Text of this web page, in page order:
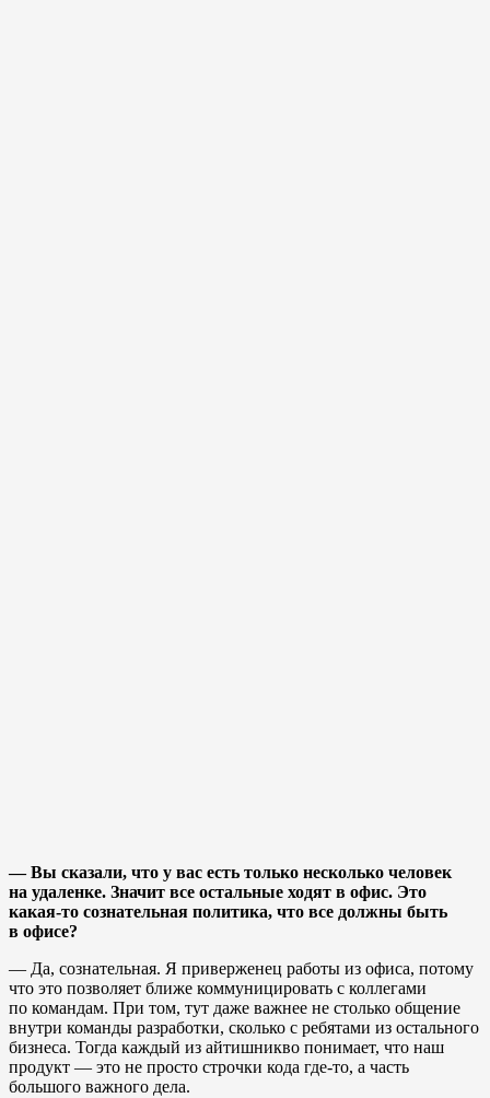
— Вы сказали, что у вас есть только несколько человек
на удаленке. Значит все остальные ходят в офис. Это
какая-то сознательная политика, что все должны быть
в офисе?
— Да, сознательная. Я приверженец работы из офиса, потому
что это позволяет ближе коммуницировать с коллегами
по командам. При том, тут даже важнее не столько общение
внутри команды разработки, сколько с ребятами из остального
бизнеса. Тогда каждый из айтишникво понимает, что наш
продукт — это не просто строчки кода где-то, а часть
большого важного дела.